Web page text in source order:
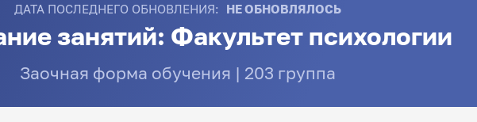
ДАТА ПОСЛЕДНЕГО ОБНОВЛЕНИЯ: НЕ ОБНОВЛЯЛОСЬ
занятий: Факультет психологии
Заочная форма обучения | 203 группа